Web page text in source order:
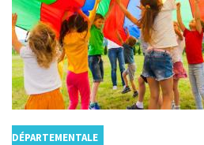
DÉPARTEMENTALE